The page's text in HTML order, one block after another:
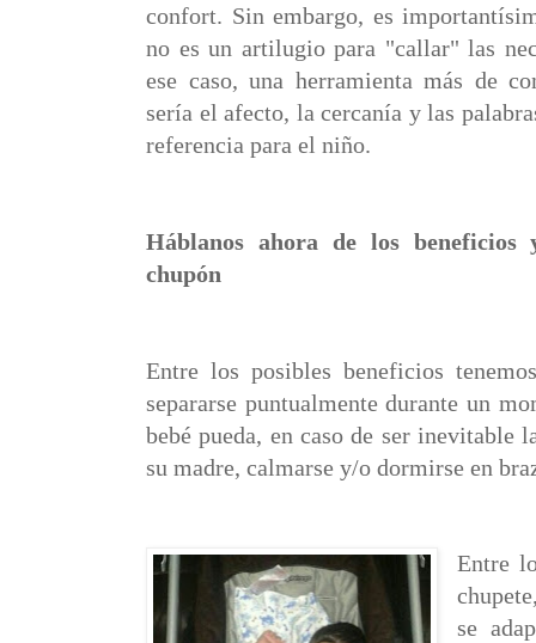
confort. Sin embargo, es
no es un artilugio para "callar" las
ese caso, una herramienta más de
sería el afecto, la cercanía y las
referencia para el niño.
Háblanos ahora de los
chupón
Entre los posibles beneficios
separarse puntualmente durante un
bebé pueda, en caso de ser inevitable
su madre, calmarse y/o dormirse en
Entre
se